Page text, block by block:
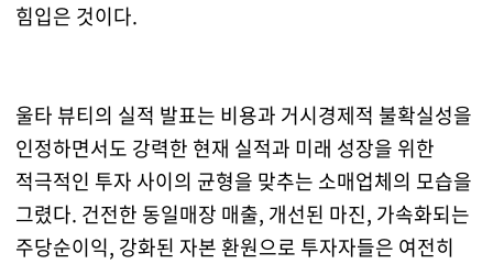
힘입은 것이다.
울타 뷰티의 실적 발표는 비용과 거시경제적 불확실성을
인정하면서도 강력한 현재 실적과 미래 성장을 위한
적극적인 투자 사이의 균형을 맞추는 소매업체의 모습을
그렸다. 건전한 동일매장 매출, 개선된 마진, 가속화되는
주당순이익, 강화된 자본 환원으로 투자자들은 여전히